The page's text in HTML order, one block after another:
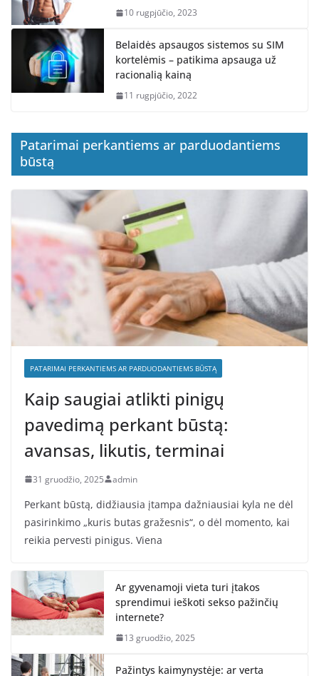
10 rugpjūčio, 2023
Belaidės apsaugos sistemos su SIM
kortelėmis – patikima apsauga už
racionalią kainą
11 rugpjūčio, 2022
Patarimai perkantiems ar parduodantiems
būstą
PATARIMAI PERKANTIEMS AR PARDUODANTIEMS BŪSTĄ
Kaip saugiai atlikti pinigų
pavedimą perkant būstą:
avansas, likutis, terminai
31 gruodžio, 2025 admin
Perkant būstą, didžiausia įtampa dažniausiai kyla ne dėl
pasirinkimo „kuris butas gražesnis“, o dėl momento, kai
reikia pervesti pinigus. Viena
Ar gyvenamoji vieta turi įtakos
sprendimui ieškoti sekso pažinčių
internete?
13 gruodžio, 2025
Pažintys kaimynystėje: ar verta